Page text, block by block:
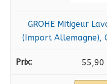
GROHE Mitigeur
(Import Allemagne),
55,90